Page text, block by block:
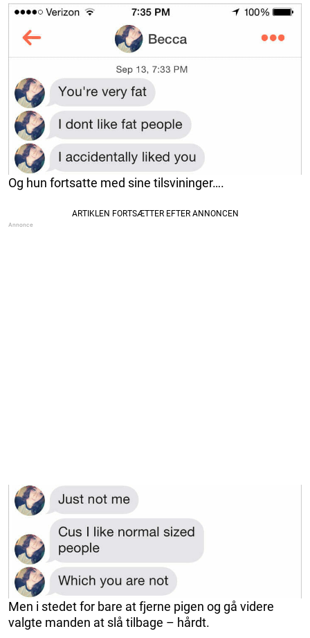
Og hun fortsatte med sine tilsvininger….
Men i stedet for bare at fjerne pigen og gå videre
valgte manden at slå tilbage – hårdt.